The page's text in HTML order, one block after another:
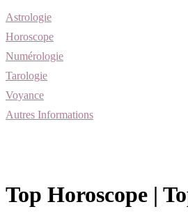
Astrologie
Horoscope
Numérologie
Tarologie
Voyance
Autres Informations
Top Horoscope |